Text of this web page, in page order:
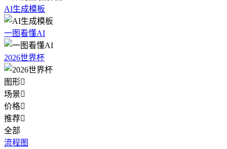
AI生成模板
一图看懂AI
2026世界杯
图形
场景
价格
推荐
全部
流程图